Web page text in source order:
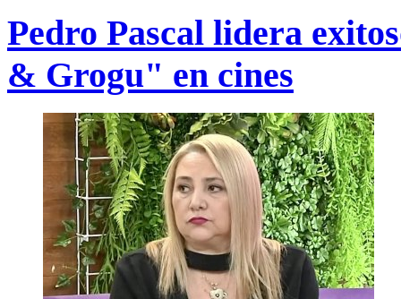
Pedro Pascal lidera
& Grogu" en cines